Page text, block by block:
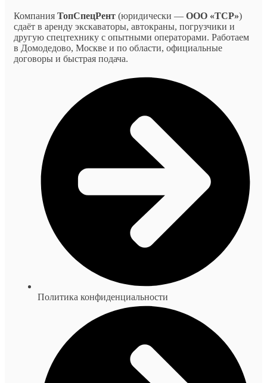
Компания ТопСпецРент (юридически — ООО «ТСР»)
сдаёт в аренду экскаваторы, автокраны, погрузчики и
другую спецтехнику с опытными операторами. Работаем
в Домодедово, Москве и по области, официальные
договоры и быстрая подача.
Политика конфиденциальности